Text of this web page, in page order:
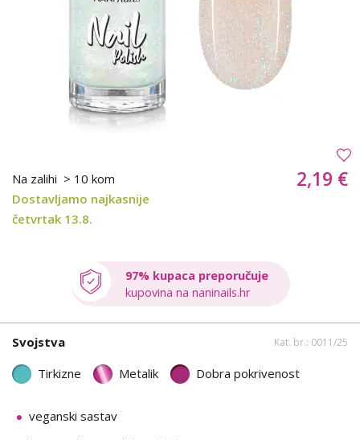
Na zalihi > 10 kom
Dostavljamo najkasnije
četvrtak 13.8.
2,19 €
97% kupaca preporučuje
kupovina na naninails.hr
Svojstva Kat. br.: 0011/25
Tirkizne Metalik Dobra pokrivenost
veganski sastav